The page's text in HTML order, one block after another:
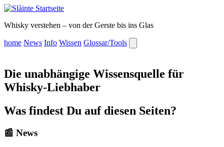
Whisky verstehen – von der Gerste bis ins Glas
home News Info Wissen Glossar/Tools
Die unabhängige Wissensquelle für
Whisky-Liebhaber
Was findest Du auf diesen Seiten?
📰 News